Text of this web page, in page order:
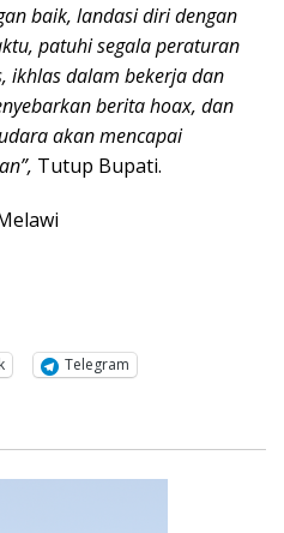
baik, landasi diri dengan
patuhi segala peraturan
ikhlas dalam bekerja dan
berita hoax, dan
akan mencapai
Tutup Bupati.
Telegram